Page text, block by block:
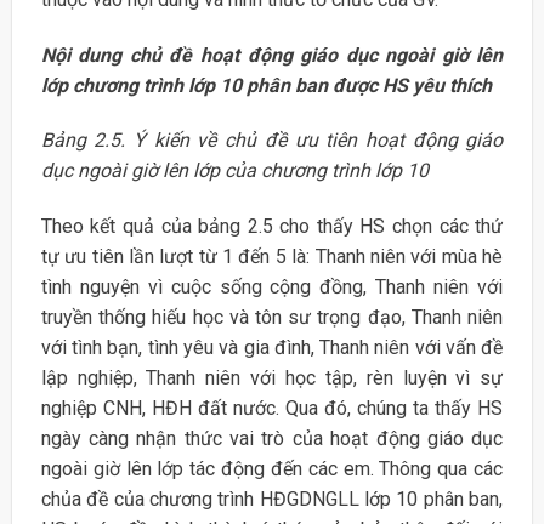
Nội dung chủ đề hoạt động giáo dục ngoài giờ lên
lớp chương trình lớp 10 phân ban được HS yêu thích
Bảng 2.5. Ý kiến về chủ đề ưu tiên hoạt động giáo
dục ngoài giờ lên lớp của chương trình lớp 10
Theo kết quả của bảng 2.5 cho thấy HS chọn các thứ
tự ưu tiên lần lượt từ 1 đến 5 là: Thanh niên với mùa hè
tình nguyện vì cuộc sống cộng đồng, Thanh niên với
truyền thống hiếu học và tôn sư trọng đạo, Thanh niên
với tình bạn, tình yêu và gia đình, Thanh niên với vấn đề
lập nghiệp, Thanh niên với học tập, rèn luyện vì sự
nghiệp CNH, HĐH đất nước. Qua đó, chúng ta thấy HS
ngày càng nhận thức vai trò của hoạt động giáo dục
ngoài giờ lên lớp tác động đến các em. Thông qua các
chủa đề của chương trình HĐGDNGLL lớp 10 phân ban,